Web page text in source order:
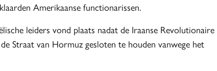
Amerikaanse functionarissen.
leiders vond plaats nadat de Iraanse Revolutionaire
Straat van Hormuz gesloten te houden vanwege het